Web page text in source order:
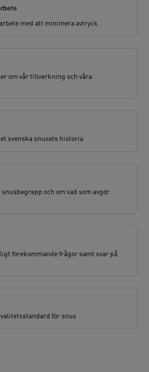
med att minimera avtryck
om vår tillverkning och våra
svenska snusets historia
snusbegrepp och om vad som avgör
förekommande frågor samt svar på
för snus